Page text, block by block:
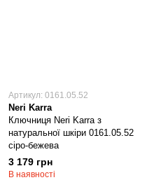
Артикул: 0161.05.52
Neri Karra
Ключниця Neri Karra з
натуральної шкіри 0161.05.52
сіро-бежева
3 179 грн
В наявності